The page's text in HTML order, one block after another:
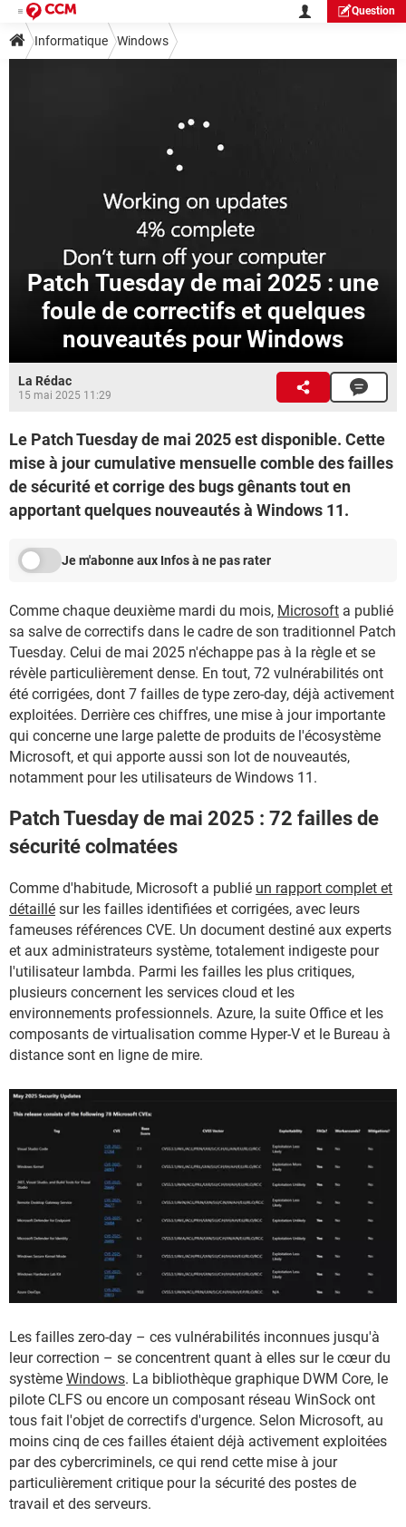
Question
Informatique Windows
Patch Tuesday de mai 2025 : une
foule de correctifs et quelques
nouveautés pour Windows
La Rédac
15 mai 2025 11:29
Le Patch Tuesday de mai 2025 est disponible. Cette
mise à jour cumulative mensuelle comble des failles
de sécurité et corrige des bugs gênants tout en
apportant quelques nouveautés à Windows 11.
Je m'abonne aux Infos à ne pas rater
Comme chaque deuxième mardi du mois, Microsoft a publié
sa salve de correctifs dans le cadre de son traditionnel Patch
Tuesday. Celui de mai 2025 n'échappe pas à la règle et se
révèle particulièrement dense. En tout, 72 vulnérabilités ont
été corrigées, dont 7 failles de type zero-day, déjà activement
exploitées. Derrière ces chiffres, une mise à jour importante
qui concerne une large palette de produits de l'écosystème
Microsoft, et qui apporte aussi son lot de nouveautés,
notamment pour les utilisateurs de Windows 11.
Patch Tuesday de mai 2025 : 72 failles de
sécurité colmatées
Comme d'habitude, Microsoft a publié un rapport complet et
détaillé sur les failles identifiées et corrigées, avec leurs
fameuses références CVE. Un document destiné aux experts
et aux administrateurs système, totalement indigeste pour
l'utilisateur lambda. Parmi les failles les plus critiques,
plusieurs concernent les services cloud et les
environnements professionnels. Azure, la suite Office et les
composants de virtualisation comme Hyper-V et le Bureau à
distance sont en ligne de mire.
Les failles zero-day – ces vulnérabilités inconnues jusqu'à
leur correction – se concentrent quant à elles sur le cœur du
système Windows. La bibliothèque graphique DWM Core, le
pilote CLFS ou encore un composant réseau WinSock ont
tous fait l'objet de correctifs d'urgence. Selon Microsoft, au
moins cinq de ces failles étaient déjà activement exploitées
par des cybercriminels, ce qui rend cette mise à jour
particulièrement critique pour la sécurité des postes de
travail et des serveurs.